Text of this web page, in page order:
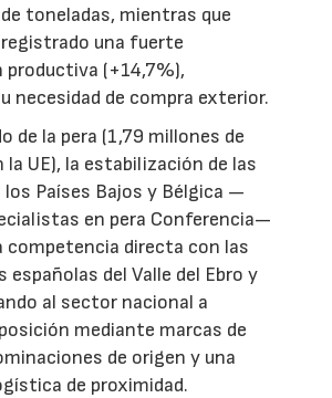
toneladas, mientras que
una fuerte
productiva (+14,7%),
necesidad de compra exterior.
de la pera (1,79 millones de
la UE), la estabilización de las
los Países Bajos y Bélgica —
en pera Conferencia—
competencia directa con las
españolas del Valle del Ebro y
al sector nacional a
mediante marcas de
de origen y una
de proximidad.